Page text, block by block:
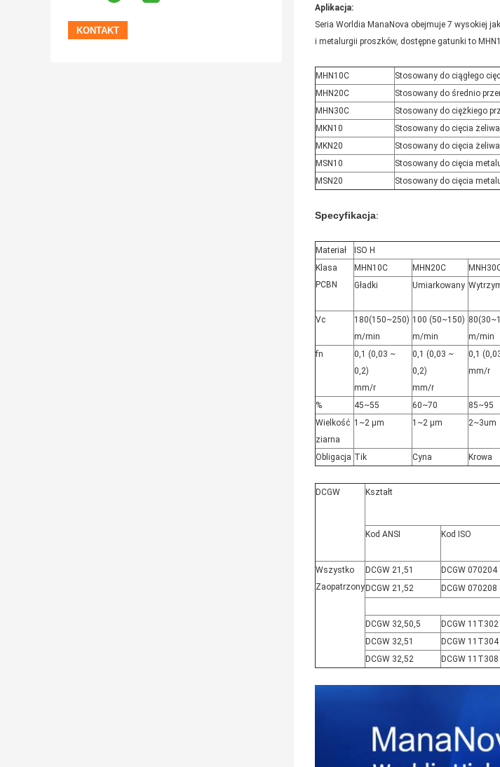
Aplikacja:
Seria Worldia ManaNova obejmuje 7 wysokiej
i metalurgii proszków, dostępne gatunki to
MHN10C
Stosowany do ciągłego
MHN20C
Stosowany do średnio
MHN30C
Stosowany do ciężkiego
MKN10
Stosowany do cięcia
MKN20
Stosowany do cięcia
MSN10
Stosowany do cięcia
MSN20
Stosowany do cięcia
Specyfikacja:
Materiał ISO H
Klasa
PCBN
MHN10C MHN20C
Gładki
Umiarkowany
Vc
180(150~250)
m/min
100 (50~150)
m/min
m/min
fn
0,1 (0,03 ~
0,2)
mm/r
0,1 (0,03 ~
0,2)
mm/r
0,1
mm/r
% 45~55 60~70 85~95
Wielkość
ziarna
1~2 µm 1~2 µm 2~3um
Obligacja Tik Cyna Krowa
DCGW Kształt
Kod ANSI Kod ISO
Wszystko
Zaopatrzony
DCGW 21,51 DCGW 070204
DCGW 21,52
DCGW 070208
DCGW 32,50,5 DCGW 11T302
DCGW 32,51
DCGW 11T304
DCGW 32,52
DCGW 11T308